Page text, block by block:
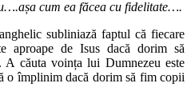
cum ea făcea cu fidelitate….
subliniază faptul că fiecare
aproape de Isus dacă dorim să
căuta voința lui Dumnezeu este
o împlinim dacă dorim să fim copii